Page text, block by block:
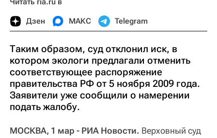
Дзен МАКС Telegram
Таким образом, суд отклонил иск, в
котором экологи предлагали отменить
соответствующее распоряжение
правительства РФ от 5 ноября 2009 года.
Заявители уже сообщили о намерении
подать жалобу.
МОСКВА, 1 мар - РИА Новости. Верховный суд